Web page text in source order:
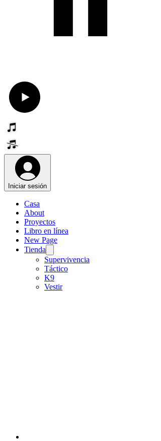
Iniciar sesión
Casa
About
Proyectos
Libro en línea
New Page
Tienda
Supervivencia
Táctico
K9
Vestir